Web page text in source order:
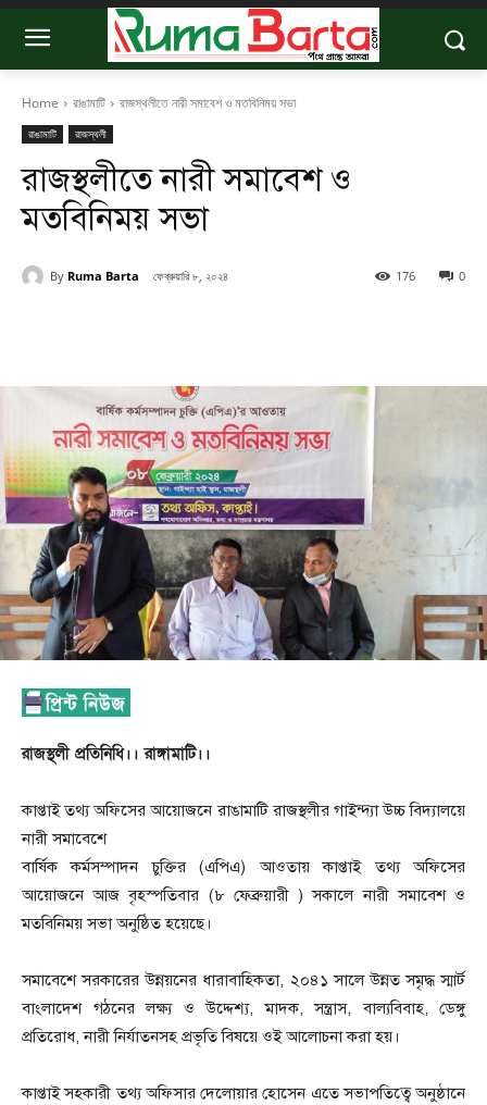
Home রাঙামাটি রাজস্থলীতে নারী সমাবেশ ও মতবিনিময় সভা
রাঙামাটি রাজস্থলী
রাজস্থলীতে নারী সমাবেশ ও
মতবিনিময় সভা
By Ruma Barta ফেব্রুয়ারি ৮, ২০২৪ 0
176
রাজস্থলী প্রতিনিধি।। রাঙ্গামাটি।।
কাপ্তাই তথ্য অফিসের আয়োজনে রাঙামাটি রাজস্থলীর গাইন্দ্যা উচ্চ বিদ্যালয়ে
নারী সমাবেশে
বার্ষিক কর্মসম্পাদন চুক্তির (এপিএ) আওতায় কাপ্তাই তথ্য অফিসের
আয়োজনে আজ বৃহস্পতিবার (৮ ফেব্রুয়ারী ) সকালে নারী সমাবেশ ও
মতবিনিময় সভা অনুষ্ঠিত হয়েছে।
সমাবেশে সরকারের উন্নয়নের ধারাবাহিকতা, ২০৪১ সালে উন্নত সমৃদ্ধ স্মার্ট
বাংলাদেশ গঠনের লক্ষ্য ও উদ্দেশ্য, মাদক, সন্ত্রাস, বাল্যবিবাহ, ডেঙ্গু
প্রতিরোধ, নারী নির্যাতনসহ প্রভৃতি বিষয়ে ওই আলোচনা করা হয়।
কাপ্তাই সহকারী তথ্য অফিসার দেলোয়ার হোসেন এতে সভাপতিত্বে অনুষ্ঠানে